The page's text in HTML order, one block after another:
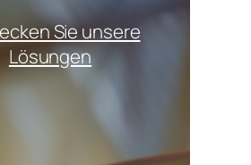
Sie unsere
Lösungen